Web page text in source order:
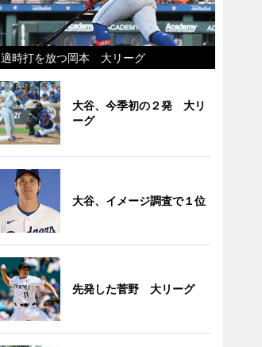
適時打を放つ岡本 大リーグ
大谷、今季初の２発 大リ
ーグ
大谷、イメージ調査で１位
先発した菅野 大リーグ